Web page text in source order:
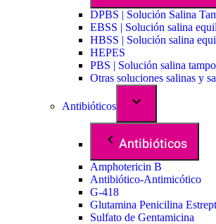
DPBS | Solución Salina
EBSS | Solución salina
HBSS | Solución salina
HEPES
PBS | Solución salina
Otras soluciones salinas y
Antibióticos
Antibióticos
Amphotericin B
Antibiótico-Antimicótico
G-418
Glutamina Penicilina
Sulfato de Gentamicina